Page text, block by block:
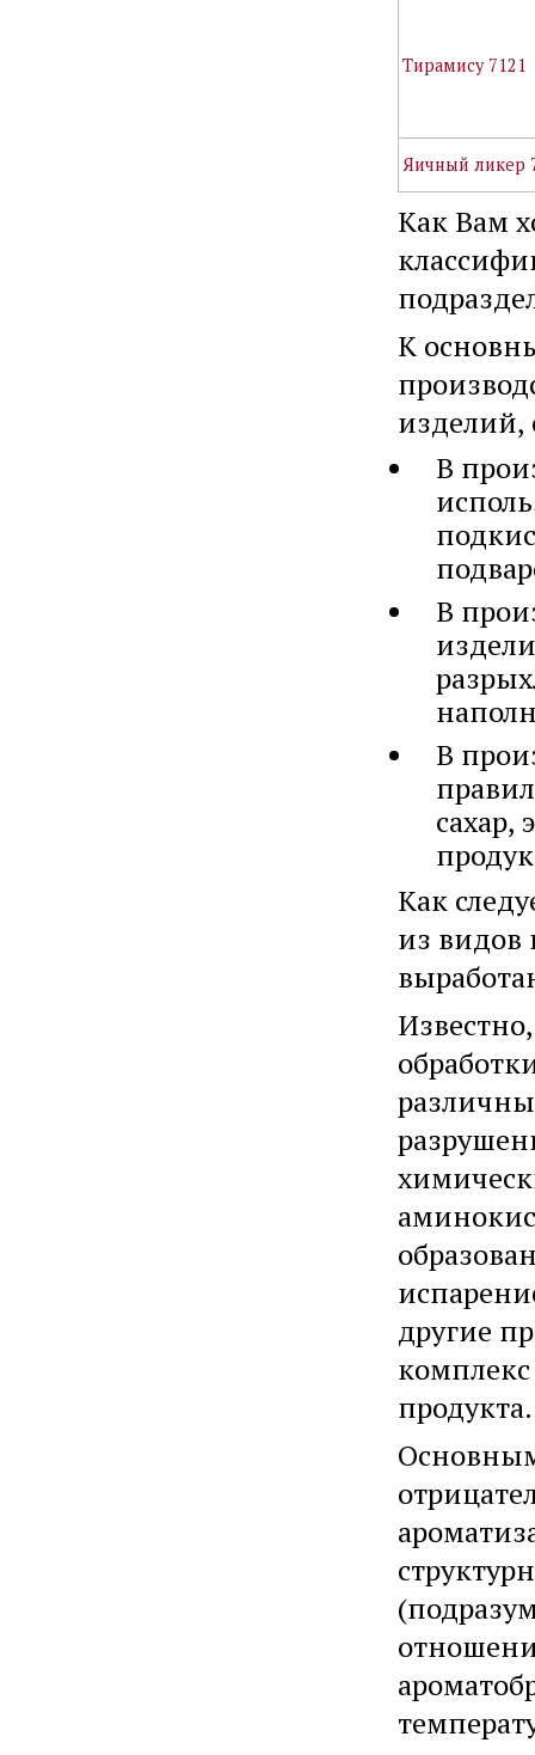
Тирамису 7121
Яичный ликер
Как Вам
К
изделий,
В
В
В
сахар,
Как
из видов
другие
комплекс
продукта.